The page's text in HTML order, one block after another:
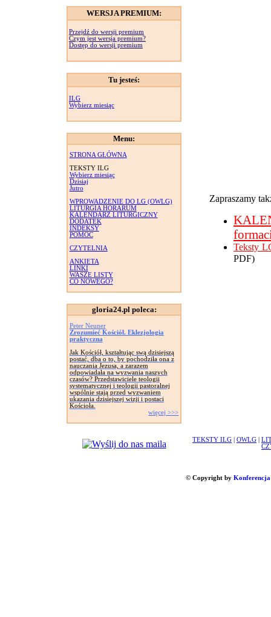
WERSJA PREMIUM:
Przejdź do wersji premium
Czym jest wersja premium?
Dostęp do wersji premium
Tu jesteś:
ILG
Wybierz miesiąc
Menu:
STRONA GŁÓWNA
TEKSTY ILG
Wybierz miesiąc
Dzisiaj
Jutro
WPROWADZENIE DO LG (OWLG)
LITURGIA HORARUM
KALENDARZ LITURGICZNY
DODATEK
INDEKSY
POMOC
CZYTELNIA
ANKIETA
LINKI
WASZE LISTY
CO NOWEGO?
gloria24.pl poleca:
Peter Neuner
Zrozumieć Kościół. Eklezjologia
praktyczna
Jak Kościół, kształtując swą dzisiejszą
postać, dba o to, by pochodziła ona z
nauczania Jezusa, a zarazem
odpowiadała na wyzwania naszych
czasów? Przedstawiciele teologii
systematycznej i teologii pastoralnej
wspólnie stają przed wyzwaniem
ukazania dzisiejszej wizji i postaci
Kościoła.
więcej >>>
Zapraszamy
Teksty
PDF)
TEKSTY ILG OWLG
© Copyright by Konferencja